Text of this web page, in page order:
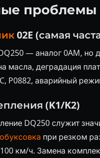
проблемы
02E (самая
— аналог 0AM, но
масла, деградация
P0882, аварийный
(K1/K2)
DQ250 служит
при резком
км/ч. Замена